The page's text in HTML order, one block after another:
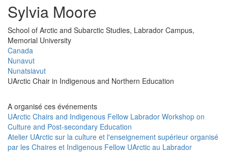
Sylvia Moore
Université
School of Arctic and Subarctic Studies, Labrador Campus,
Memorial University
Canada
Nunavut
Nunatsiavut
UArctic Chair in Indigenous and Northern Education
A organisé ces événements
UArctic Chairs and Indigenous Fellow Labrador Workshop on
Culture and Post-secondary Education
Atelier UArctic sur la culture et l'enseignement supérieur organisé
par les Chaires et Indigenous Fellow UArctic au Labrador